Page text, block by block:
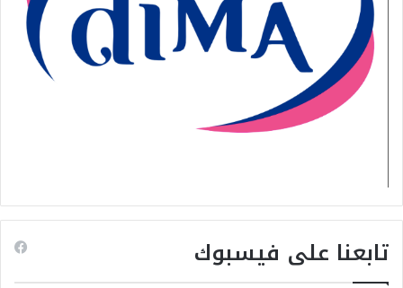
تابعنا على فيسبوك